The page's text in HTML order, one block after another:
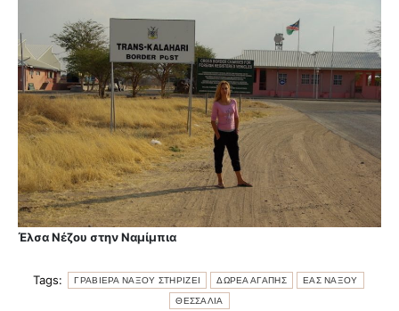
Έλσα Νέζου στην Ναμίμπια
Tags: ΓΡΑΒΙΕΡΑ ΝΑΞΟΥ ΣΤΗΡΙΖΕΙ ΔΩΡΕΑ ΑΓΑΠΗΣ ΕΑΣ ΝΑΞΟΥ
ΘΕΣΣΑΛΙΑ